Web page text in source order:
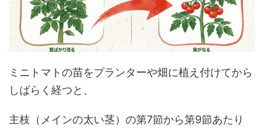
ミニトマトの苗をプランターや畑に植え付けてから
しばらく経つと、
主枝（メインの太い茎）の第7節から第9節あたり